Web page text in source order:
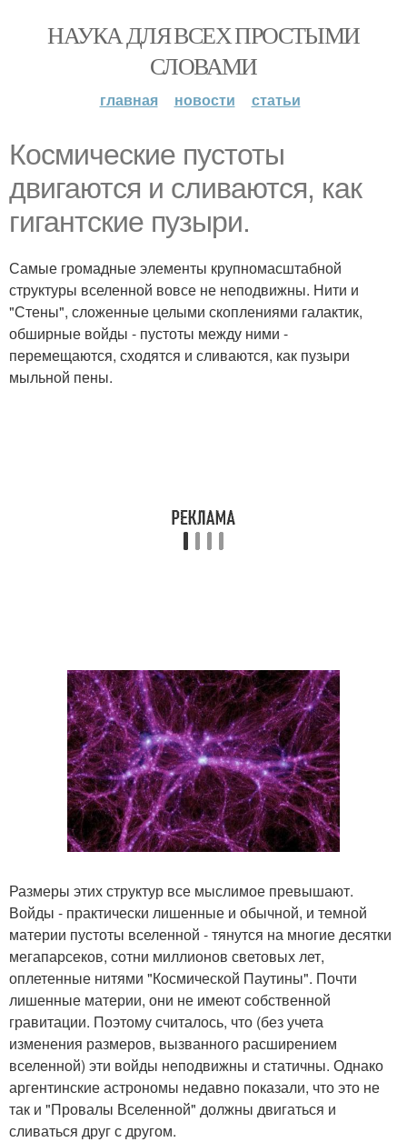
НАУКА ДЛЯ ВСЕХ ПРОСТЫМИ
СЛОВАМИ
главная новости статьи
Космические пустоты
двигаются и сливаются, как
гигантские пузыри.
Самые громадные элементы крупномасштабной
структуры вселенной вовсе не неподвижны. Нити и
"Стены", сложенные целыми скоплениями галактик,
обширные войды - пустоты между ними -
перемещаются, сходятся и сливаются, как пузыри
мыльной пены.
Размеры этих структур все мыслимое превышают.
Войды - практически лишенные и обычной, и темной
материи пустоты вселенной - тянутся на многие десятки
мегапарсеков, сотни миллионов световых лет,
оплетенные нитями "Космической Паутины". Почти
лишенные материи, они не имеют собственной
гравитации. Поэтому считалось, что (без учета
изменения размеров, вызванного расширением
вселенной) эти войды неподвижны и статичны. Однако
аргентинские астрономы недавно показали, что это не
так и "Провалы Вселенной" должны двигаться и
сливаться друг с другом.